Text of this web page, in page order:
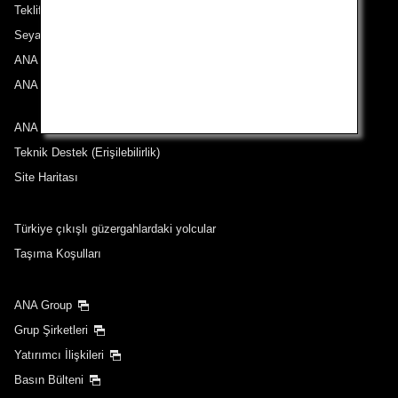
Teklifler ve Duyurular
Seyahat Noktalarımız
ANA Deneyimi
ANA Mileage Club
ANA ile iletişime geçin
Teknik Destek (Erişilebilirlik)
Site Haritası
Türkiye çıkışlı güzergahlardaki yolcular
Taşıma Koşulları
ANA Group
Grup Şirketleri
Yatırımcı İlişkileri
Basın Bülteni